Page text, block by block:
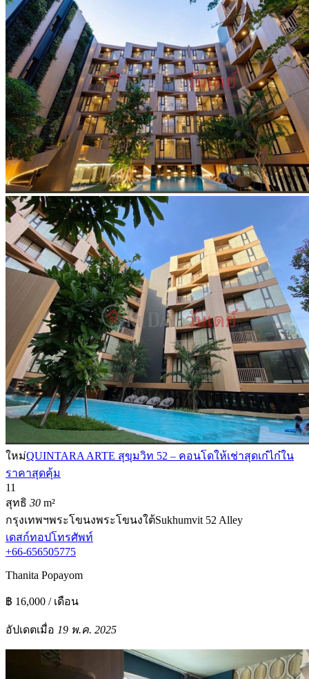
ใหม่QUINTARA ARTE สุขุมวิท 52 – คอนโดให้เช่าสุดเก๋ไก๋ใน
ราคาสุดคุ้ม
11
สุทธิ 30 m²
กรุงเทพฯพระโขนงพระโขนงใต้Sukhumvit 52 Alley
เดสก์ทอปโทรศัพท์
+66-656505775
Thanita Popayom
฿ 16,000 / เดือน
อัปเดตเมื่อ 19 พ.ค. 2025